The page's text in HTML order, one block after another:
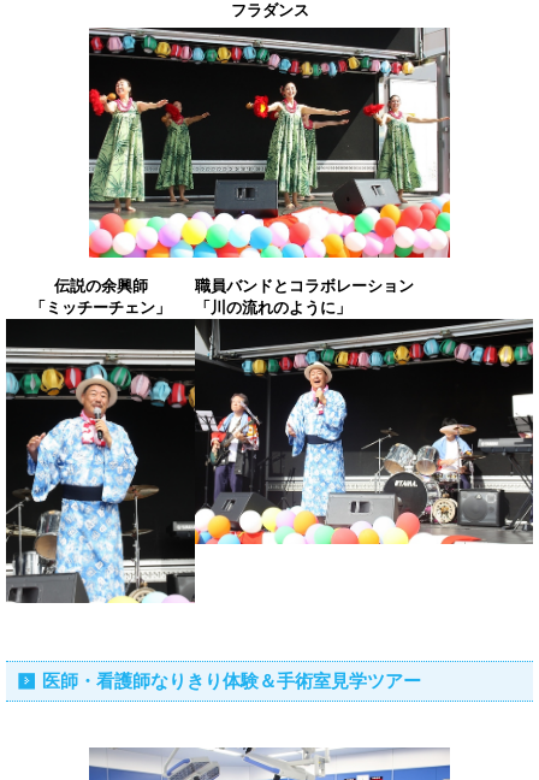
フラダンス
伝説の余興師
「ミッチーチェン」
職員バンドとコラボレーション
「川の流れのように」
医師・看護師なりきり体験＆手術室見学ツアー